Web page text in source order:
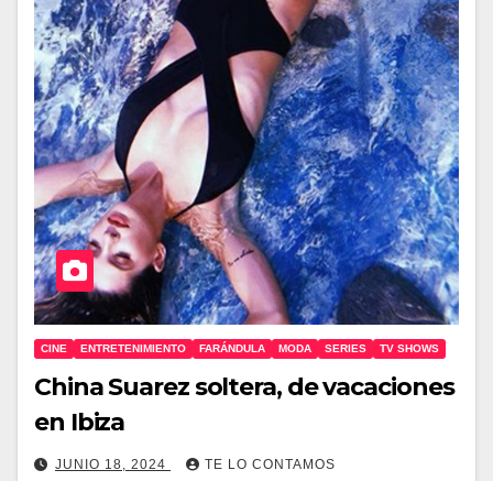
CINE ENTRETENIMIENTO FARÁNDULA MODA SERIES TV SHOWS
China Suarez soltera, de vacaciones
en Ibiza
JUNIO 18, 2024 TE LO CONTAMOS